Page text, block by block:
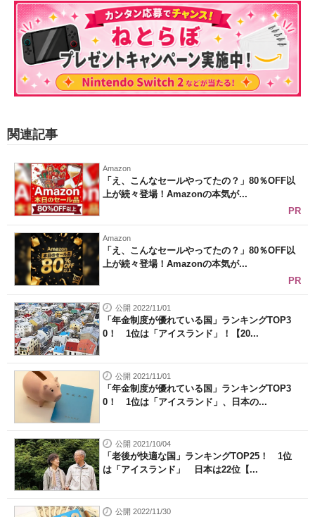
関連記事
Amazon
「え、こんなセールやってたの？」80％OFF以
上が続々登場！Amazonの本気が...
PR
Amazon
「え、こんなセールやってたの？」80％OFF以
上が続々登場！Amazonの本気が...
PR
公開 2022/11/01
「年金制度が優れている国」ランキングTOP3
0！ 1位は「アイスランド」！【20...
公開 2021/11/01
「年金制度が優れている国」ランキングTOP3
0！ 1位は「アイスランド」、日本の...
公開 2021/10/04
「老後が快適な国」ランキングTOP25！ 1位
は「アイスランド」 日本は22位【...
公開 2022/11/30